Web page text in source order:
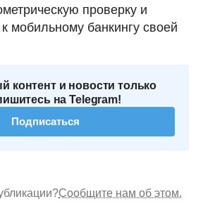
проверку и
мобильному банкингу своей
контент и новости только
на Telegram!
Подписаться
Сообщите нам об этом.